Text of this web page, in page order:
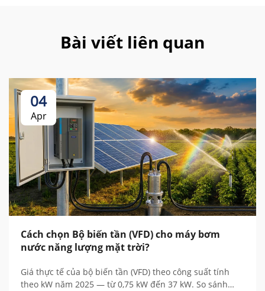
Bài viết liên quan
04
Apr
Cách chọn Bộ biến tần (VFD) cho máy bơm
nước năng lượng mặt trời?
Giá thực tế của bộ biến tần (VFD) theo công suất tính
theo kW năm 2025 — từ 0,75 kW đến 37 kW. So sánh